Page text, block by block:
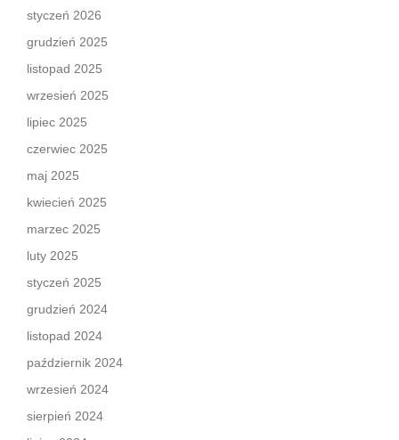
styczeń 2026
grudzień 2025
listopad 2025
wrzesień 2025
lipiec 2025
czerwiec 2025
maj 2025
kwiecień 2025
marzec 2025
luty 2025
styczeń 2025
grudzień 2024
listopad 2024
październik 2024
wrzesień 2024
sierpień 2024